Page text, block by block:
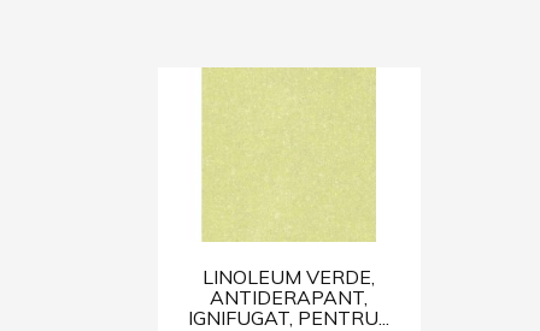
LINOLEUM VERDE,
ANTIDERAPANT,
IGNIFUGAT, PENTRU...